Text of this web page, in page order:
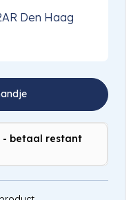
Den Haag
- betaal restant